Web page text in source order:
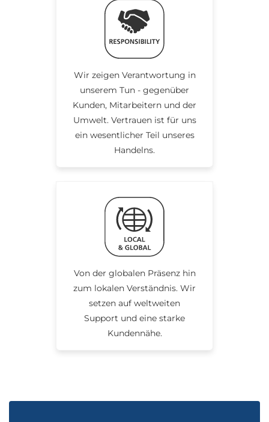
Wir zeigen Verantwortung in
unserem Tun - gegenüber
Kunden, Mitarbeitern und der
Umwelt. Vertrauen ist für uns
ein wesentlicher Teil unseres
Handelns.
Von der globalen Präsenz hin
zum lokalen Verständnis. Wir
setzen auf weltweiten
Support und eine starke
Kundennähe.